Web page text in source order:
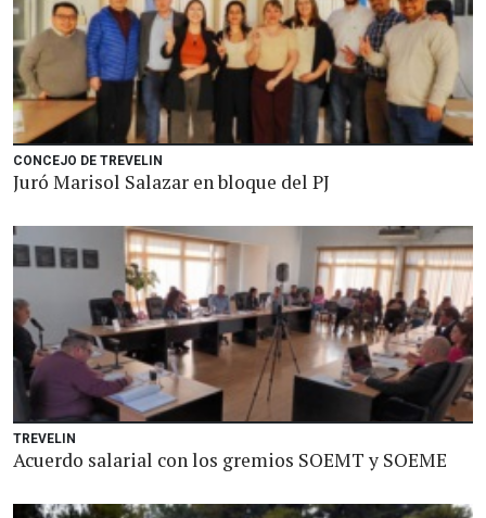
CONCEJO DE TREVELIN
Juró Marisol Salazar en bloque del PJ
TREVELIN
Acuerdo salarial con los gremios SOEMT y SOEME